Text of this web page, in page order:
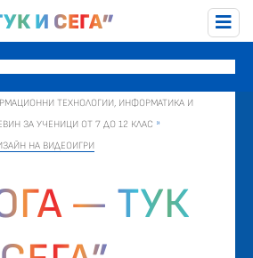
И СЕГА”
ТЕХНОЛОГИИ, ИНФОРМАТИКА И
ЗА УЧЕНИЦИ ОТ 7 ДО 12 КЛАС
НА ВИДЕОИГРИ
— ТУК